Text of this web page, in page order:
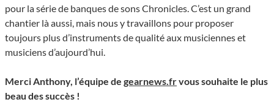
pour la série de banques de sons Chronicles. C’est un grand
chantier là aussi, mais nous y travaillons pour proposer
toujours plus d’instruments de qualité aux musiciennes et
musiciens d’aujourd’hui.
Merci Anthony, l’équipe de gearnews.frvous souhaite le plus
beau des succès !